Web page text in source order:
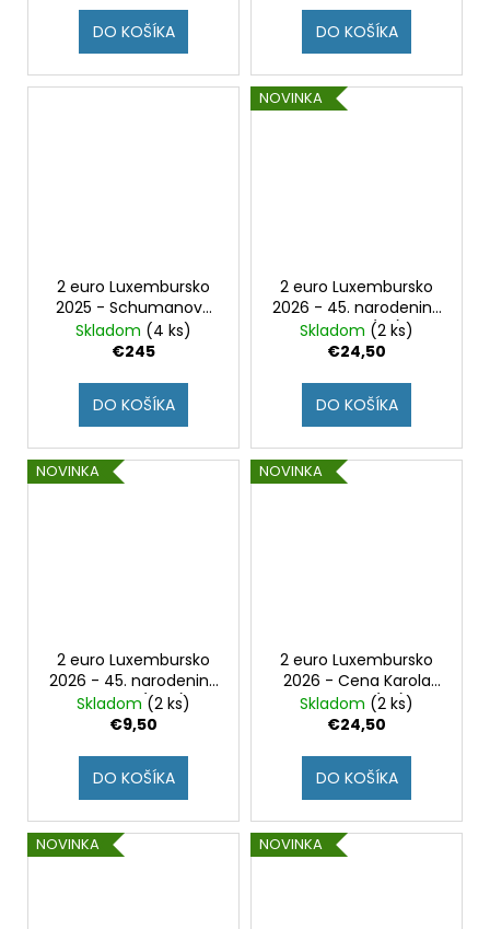
DO KOŠÍKA DO KOŠÍKA
2 euro Luxembursko
2025 - Schumanova
deklarácia + Henrich
(4x BU karta)
Skladom (4 ks)
€245
DO KOŠÍKA
NOVINKA
2 euro Luxembursko
2026 - 45. narodeniny
Viliama (BU)
Skladom (2 ks)
€24,50
DO KOŠÍKA
NOVINKA
2 euro Luxembursko
2026 - 45. narodeniny
Viliama (UNC)
Skladom (2 ks)
€9,50
DO KOŠÍKA
NOVINKA
2 euro Luxembursko
2026 - Cena Karola
Veľkého (BU)
Skladom (2 ks)
€24,50
DO KOŠÍKA
NOVINKA NOVINKA